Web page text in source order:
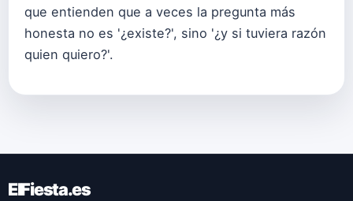
que entienden que a veces la pregunta más
honesta no es '¿existe?', sino '¿y si tuviera razón
quien quiero?'.
ElFiesta.es